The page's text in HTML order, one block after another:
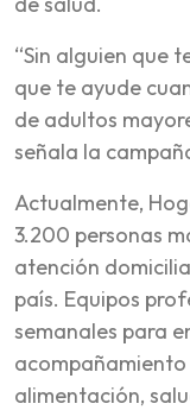
“Sin alguien que
que te ayude
de adultos
señala la
Actualmente,
3.200 personas
atención
país. Equipos
semanales para
alimentación,